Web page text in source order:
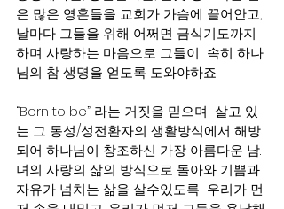
은 많은 영혼들을 교회가 가슴에 끌어안고,
날마다 그들을 위해 어쩌면 금식기도까지
하며 사랑하는 마음으로 그들이  속히 하나
님의 참 생명을 얻도록 도와야하죠.
“Born to be” 라는 거짓을 믿으며  살고 있
는 그 동성/성전환자의 생활방식에서 해방
되어 하나님이 창조하신 가장 아름다운 남.
녀의 사랑의 삶의 방식으로 돌아와 기쁨과
자유가 넘치는 삶을 살수있도록  우리가 먼